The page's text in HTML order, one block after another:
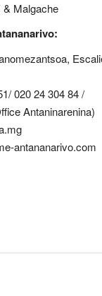
& Malgache
020 24 304 84 /
Antaninarenina)
antananarivo.com